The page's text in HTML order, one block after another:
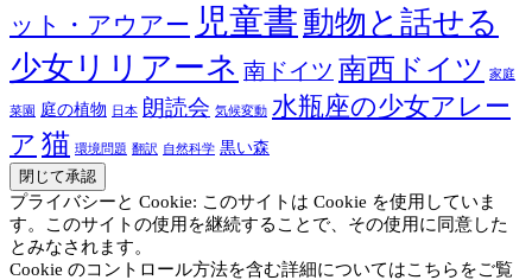
ット・アウアー 児童書 動物と話せる
少女リリアーネ 南ドイツ 南西ドイツ 家庭
菜園 庭の植物 日本 朗読会 気候変動 水瓶座の少女アレー
ア 猫 環境問題 翻訳 自然科学 黒い森
プライバシーと Cookie: このサイトは Cookie を使用していま
す。このサイトの使用を継続することで、その使用に同意した
とみなされます。
Cookie のコントロール方法を含む詳細についてはこちらをご覧